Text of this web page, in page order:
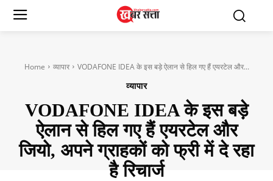
Home व्यापार VODAFONE IDEA के इस बड़े ऐलान से हिल गए हैं एयरटेल और...
व्यापार
VODAFONE IDEA के इस बड़े
ऐलान से हिल गए हैं एयरटेल और
जियो, अपने ग्राहकों को फ्री में दे रहा
है रिचार्ज